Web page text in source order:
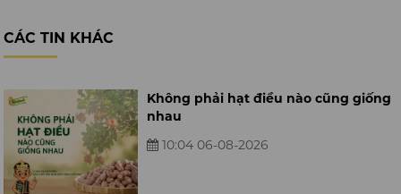
CÁC TIN KHÁC
Không phải hạt điều nào cũng giống
nhau
10:04 06-08-2026